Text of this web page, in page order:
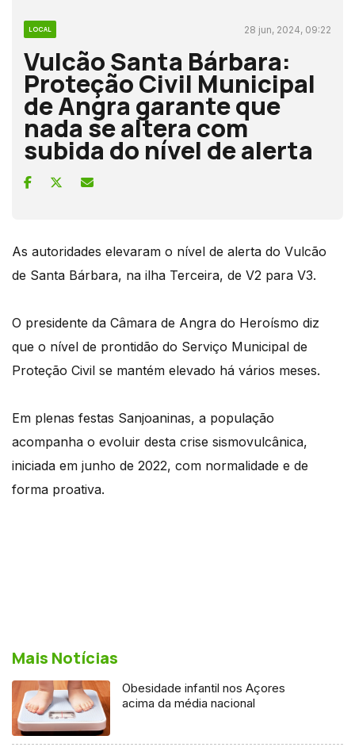
LOCAL 28 jun, 2024, 09:22
Vulcão Santa Bárbara:
Proteção Civil Municipal
de Angra garante que
nada se altera com
subida do nível de alerta
As autoridades elevaram o nível de alerta do Vulcão
de Santa Bárbara, na ilha Terceira, de V2 para V3.
O presidente da Câmara de Angra do Heroísmo diz
que o nível de prontidão do Serviço Municipal de
Proteção Civil se mantém elevado há vários meses.
Em plenas festas Sanjoaninas, a população
acompanha o evoluir desta crise sismovulcânica,
iniciada em junho de 2022, com normalidade e de
forma proativa.
Mais Notícias
Obesidade infantil nos Açores
acima da média nacional